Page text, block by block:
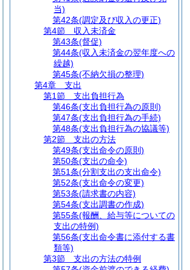
当)
第42条(調定及び収入の更正)
第4節
収入未済金
第43条(督促)
第44条(収入未済金の翌年度への
繰越)
第45条(不納欠損の整理)
第4章
支出
第1節
支出負担行為
第46条(支出負担行為の原則)
第47条(支出負担行為の手続)
第48条(支出負担行為の協議等)
第2節
支出の方法
第49条(支出命令の原則)
第50条(支出の命令)
第51条(分割支出の支出命令)
第52条(支出命令の変更)
第53条(請求書の内容)
第54条(支出調書の作成)
第55条(報酬、給与等についての
支出の特例)
第56条(支出命令書に添付する書
類等)
第3節
支出の方法の特例